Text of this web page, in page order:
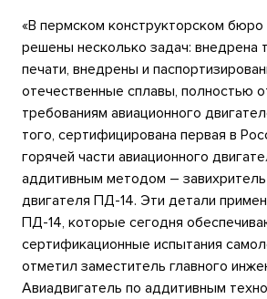
«В пермском конструкторском
решены несколько задач: внедрена
печати, внедрены и
отечественные сплавы, полностью
требованиям авиационного
того, сертифицирована первая в
горячей части авиационного
аддитивным методом –
двигателя ПД-14. Эти детали
ПД-14, которые сегодня
сертификационные испытания
отметил заместитель главного
Авиадвигатель по аддитивным